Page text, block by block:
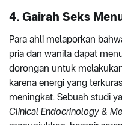
4. Gairah Seks
Para ahli melaporkan
pria dan wanita dapat
dorongan untuk
karena energi yang
meningkat. Sebuah studi
Clinical Endocrinology &